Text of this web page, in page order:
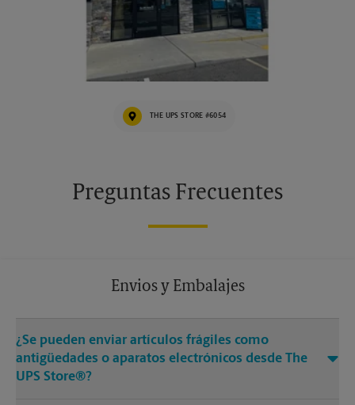
THE UPS STORE #6054
Preguntas Frecuentes
Envios y Embalajes
¿Se pueden enviar artículos frágiles como
antigüedades o aparatos electrónicos desde The
UPS Store®?